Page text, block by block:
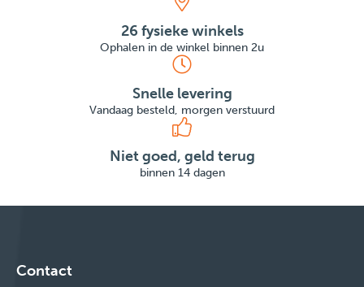
26 fysieke winkels
Ophalen in de winkel binnen 2u
Snelle levering
Vandaag besteld, morgen verstuurd
Niet goed, geld terug
binnen 14 dagen
Contact